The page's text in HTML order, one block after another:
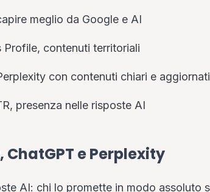
meglio da Google e AI
Profile, contenuti territoriali
con contenuti chiari e aggiornati
presenza nelle risposte AI
e Perplexity
AI: chi lo promette in modo assoluto